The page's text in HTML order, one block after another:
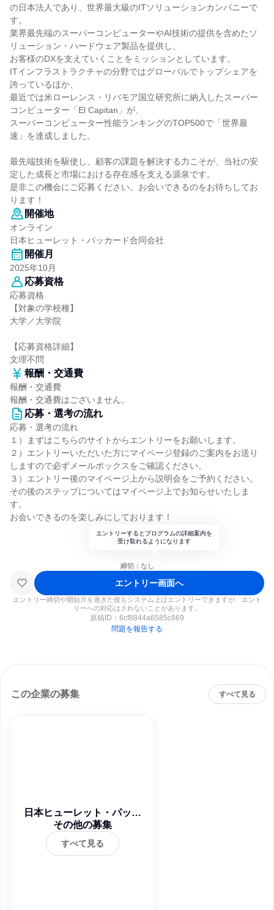
の日本法人であり、世界最大級のITソリューションカンパニーで
す。
業界最先端のスーパーコンピューターやAI技術の提供を含めたソ
リューション・ハードウェア製品を提供し、
お客様のDXを支えていくことをミッションとしています。
ITインフラストラクチャの分野ではグローバルでトップシェアを
誇っているほか、
最近では米ローレンス・リバモア国立研究所に納入したスーパー
コンピューター「El Capitan」が、
スーパーコンピューター性能ランキングのTOP500で「世界最
速」を達成しました。
最先端技術を駆使し、顧客の課題を解決する力こそが、当社の安
定した成長と市場における存在感を支える源泉です。
是非この機会にご応募ください。お会いできるのをお待ちしてお
ります！
開催地
オンライン
日本ヒューレット・パッカード合同会社
開催月
2025年10月
応募資格
応募資格
【対象の学校種】
大学／大学院
【応募資格詳細】
文理不問
報酬・交通費
報酬・交通費
報酬・交通費はございません。
応募・選考の流れ
応募・選考の流れ
１）まずはこちらのサイトからエントリーをお願いします。
２）エントリーいただいた方にマイページ登録のご案内をお送り
しますので必ずメールボックスをご確認ください。
３）エントリー後のマイページ上から説明会をご予約ください。
その後のステップについてはマイページ上でお知らせいたしま
す。
お会いできるのを楽しみにしております！
エントリーするとプログラムの詳細案内を
受け取れるようになります
締切：なし
エントリー画面へ
エントリー締切や開始月を過ぎた後もシステム上はエントリーできますが、エント
リーへの対応はされないことがあります。
原稿ID： 6cf8844a6585c869
問題を報告する
この企業の募集 すべて見る
日本ヒューレット・パッカ
ード合同会社
その他の募集
すべて見る